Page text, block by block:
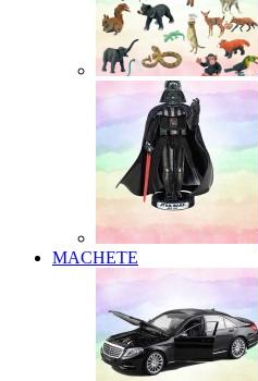
MACHETE